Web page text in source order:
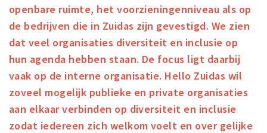
Hotels
Shops
Live
Work
Education
Travel
openbare ruimte, het voorzieningenniveau als op
de bedrijven die in Zuidas zijn gevestigd. We zien
dat veel organisaties diversiteit en inclusie op
hun agenda hebben staan. De focus ligt daarbij
vaak op de interne organisatie. Hello Zuidas wil
zoveel mogelijk publieke en private organisaties
aan elkaar verbinden op diversiteit en inclusie
zodat iedereen zich welkom voelt en over gelijke